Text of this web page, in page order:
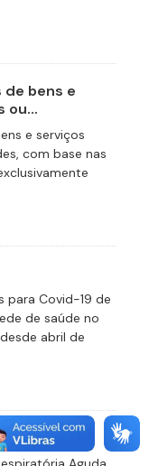
de bens e
ou...
e serviços
com base nas
para Covid-19 de
de saúde no
abril de